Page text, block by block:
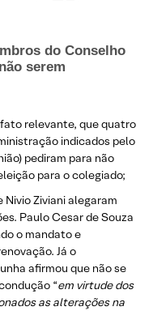
do Conselho
serem
relevante, que quatro
indicados pelo
pediram para não
para o colegiado;
Nivio Ziviani alegaram
Paulo Cesar de Souza
o mandato e
Já o
afirmou que não se
“em virtude dos
as alterações na